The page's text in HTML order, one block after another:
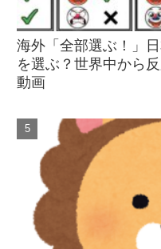
海外「全部選ぶ！」
を選ぶ？世界中から
動画